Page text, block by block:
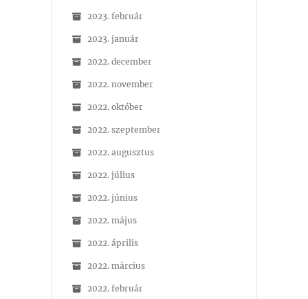
2023. február
2023. január
2022. december
2022. november
2022. október
2022. szeptember
2022. augusztus
2022. július
2022. június
2022. május
2022. április
2022. március
2022. február